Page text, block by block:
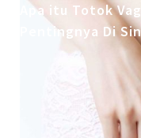
Apa itu Totok
Pentingnya Di